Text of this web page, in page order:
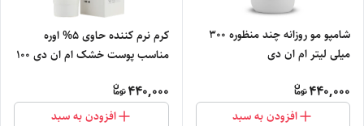
شامپو مو روزانه چند منظوره 300
میلی لیتر ام ان دی
440,000
افزودن به سبد
کرم نرم کننده حاوی 5% اوره
مناسب پوست خشک ام ان دی 100
440,000
افزودن به سبد